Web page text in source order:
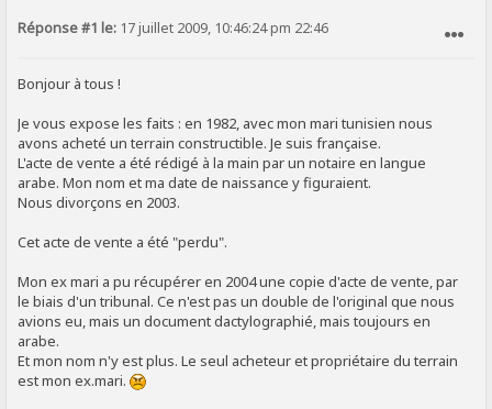
Réponse #1 le: 17 juillet 2009, 10:46:24 pm 22:46
Bonjour à tous !
Je vous expose les faits : en 1982, avec mon mari tunisien nous
avons acheté un terrain constructible. Je suis française.
L'acte de vente a été rédigé à la main par un notaire en langue
arabe. Mon nom et ma date de naissance y figuraient.
Nous divorçons en 2003.
Cet acte de vente a été "perdu".
Mon ex mari a pu récupérer en 2004 une copie d'acte de vente, par
le biais d'un tribunal. Ce n'est pas un double de l'original que nous
avions eu, mais un document dactylographié, mais toujours en
arabe.
Et mon nom n'y est plus. Le seul acheteur et propriétaire du terrain
est mon ex.mari.